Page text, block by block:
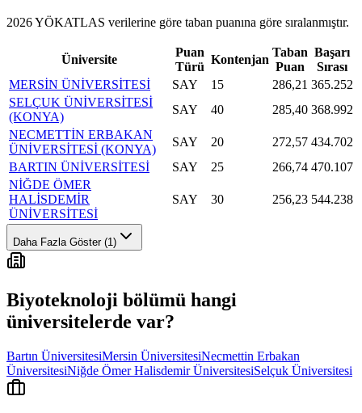
2026 YÖKATLAS verilerine göre taban puanına göre sıralanmıştır.
Üniversite
Puan
Türü
Kontenjan
Taban
Puan
Başarı
Sırası
MERSİN ÜNİVERSİTESİ
SAY 15 286,21 365.252
SELÇUK ÜNİVERSİTESİ
(KONYA)
SAY 40 285,40 368.992
NECMETTİN ERBAKAN
ÜNİVERSİTESİ (KONYA)
SAY 20 272,57 434.702
BARTIN ÜNİVERSİTESİ
SAY 25 266,74 470.107
NİĞDE ÖMER
HALİSDEMİR
ÜNİVERSİTESİ
SAY 30 256,23 544.238
Daha Fazla Göster (1)
Biyoteknoloji bölümü hangi
üniversitelerde var?
Bartın ÜniversitesiMersin ÜniversitesiNecmettin Erbakan
ÜniversitesiNiğde Ömer Halisdemir ÜniversitesiSelçuk Üniversitesi